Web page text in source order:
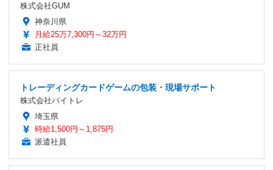
株式会社GUM
神奈川県
月給25万7,300円～32万円
正社員
トレーディングカードゲームの包装・現場サポート
株式会社バイトレ
埼玉県
時給1,500円～1,875円
派遣社員